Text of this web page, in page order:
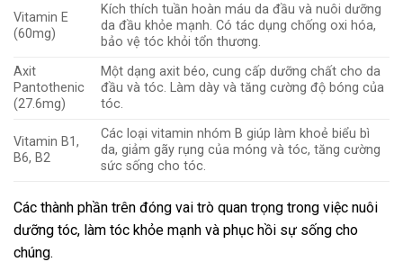
Vitamin E
(60mg)
Kích thích tuần hoàn máu da đầu và nuôi dưỡng
da đầu khỏe mạnh. Có tác dụng chống oxi hóa,
bảo vệ tóc khỏi tổn thương.
Axit
Pantothenic
(27.6mg)
Một dạng axit béo, cung cấp dưỡng chất cho da
đầu và tóc. Làm dày và tăng cường độ bóng của
tóc.
Vitamin B1,
B6, B2
Các loại vitamin nhóm B giúp làm khoẻ biểu bì
da, giảm gãy rụng của móng và tóc, tăng cường
sức sống cho tóc.
Các thành phần trên đóng vai trò quan trọng trong việc nuôi
dưỡng tóc, làm tóc khỏe mạnh và phục hồi sự sống cho
chúng.